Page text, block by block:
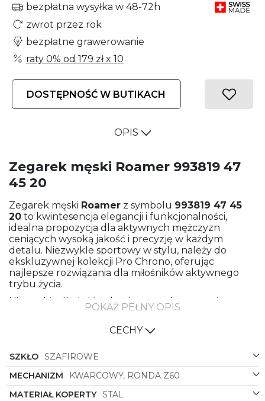
bezpłatna wysyłka w 48-72h
zwrot przez rok
bezpłatne grawerowanie
raty 0% od 179 złx 10
DOSTĘPNOŚĆ W BUTIKACH
OPIS
Zegarek męski Roamer 993819 47
45 20
Zegarek męski Roamer z symbolu 993819 47 45
20 to kwintesencja elegancji i funkcjonalności,
idealna propozycja dla aktywnych mężczyzn
ceniących wysoką jakość i precyzję w każdym
detalu. Niezwykle sportowy w stylu, należy do
ekskluzywnej kolekcji Pro Chrono, oferując
najlepsze rozwiązania dla miłośników aktywnego
trybu życia.
Niezwykła dbałość o detal oraz wykorzystanie
wysokiej jakości materiałów sprawiają, że zegarek
ten wyróżnia się w tłumie. Bransoleta wykonana z
najwyższej jakości stali gwarantuje nie tylko
podkreślając męski charakter właściciela. Koperta z
kolei, również wykonana ze stali, nadaje zegarkowi
solidności i elegancji, stanowiąc idealne dopełnienie
całości.
POKAŻ PEŁNY OPIS
CECHY
SZKŁO SZAFIROWE
MECHANIZM
KWARCOWY, RONDA Z60
MATERIAŁ KOPERTY STAL